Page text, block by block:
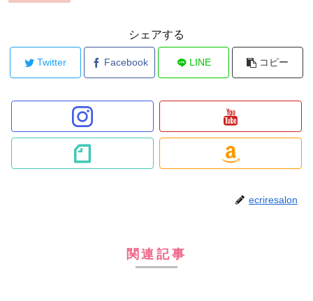
シェアする
Twitter Facebook LINE コピー
ecriresalon
関連記事